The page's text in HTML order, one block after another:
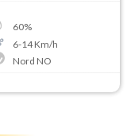
60%
6-14Km/h
Nord NO